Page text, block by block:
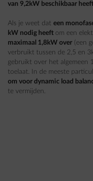
van 9,2kW beschikbaar
Als je weet dat een
kW nodig heeft om een
maximaal 1,8kW over (een
verbruikt tussen de 2,5 en
gebruikt over het algemeen
toelaat. In de meeste
om voor dynamic load
te vermijden.